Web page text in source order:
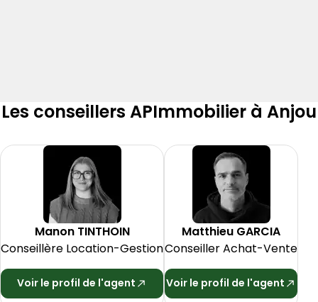
Les conseillers APImmobilier à Anjou
Manon TINTHOIN
Conseillère Location-Gestion
Voir le profil de l'agent
Matthieu GARCIA
Conseiller Achat-Vente
Voir le profil de l'agent